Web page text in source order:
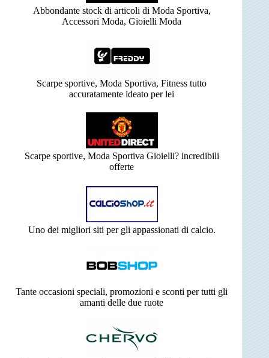
Abbondante stock di articoli di Moda Sportiva,
Accessori Moda, Gioielli Moda
Scarpe sportive, Moda Sportiva, Fitness tutto
accuratamente ideato per lei
Scarpe sportive, Moda Sportiva Gioielli? incredibili
offerte
Uno dei migliori siti per gli appassionati di calcio.
Tante occasioni speciali, promozioni e sconti per tutti gli
amanti delle due ruote